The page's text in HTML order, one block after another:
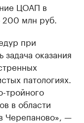
ЦОАП в
млн руб.
при
задача оказания
патологиях.
тройного
в области
Черепаново», —